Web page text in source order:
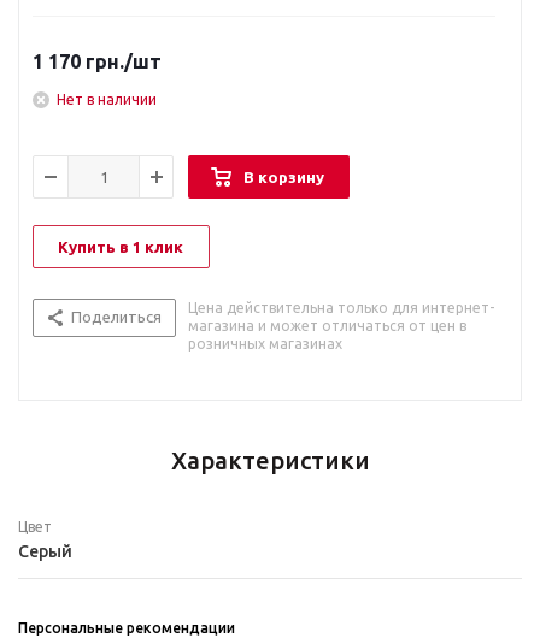
1 170 грн./шт
Нет в наличии
В корзину
Купить в 1 клик
Поделиться
Цена действительна только для интернет-
магазина и может отличаться от цен в
розничных магазинах
Характеристики
Цвет
Серый
Персональные рекомендации